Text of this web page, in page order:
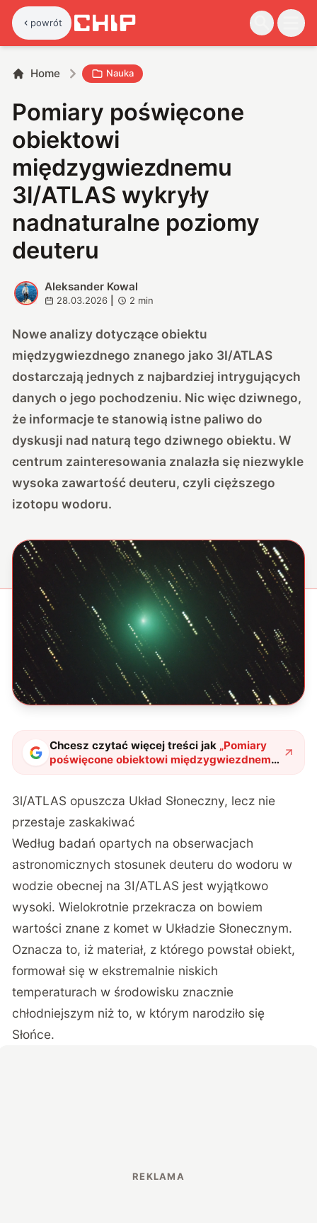
powrót
Home Nauka
Pomiary poświęcone
obiektowi
międzygwiezdnemu
3l/ATLAS wykryły
nadnaturalne poziomy
deuteru
A
Aleksander Kowal
28.03.2026 2 min
Nowe analizy dotyczące obiektu
międzygwiezdnego znanego jako 3I/ATLAS
dostarczają jednych z najbardziej intrygujących
danych o jego pochodzeniu. Nic więc dziwnego,
że informacje te stanowią istne paliwo do
dyskusji nad naturą tego dziwnego obiektu. W
centrum zainteresowania znalazła się niezwykle
wysoka zawartość deuteru, czyli cięższego
izotopu wodoru.
Chcesz czytać więcej treści jak „Pomiary
poświęcone obiektowi międzygwiezdnemu
3l/ATLAS wykryły nadnaturalne poziomy
3l/ATLAS opuszcza Układ Słoneczny, lecz nie
przestaje zaskakiwać
Według badań opartych na obserwacjach
astronomicznych stosunek deuteru do wodoru w
wodzie obecnej na 3I/ATLAS jest wyjątkowo
wysoki. Wielokrotnie przekracza on bowiem
wartości znane z komet w Układzie Słonecznym.
Oznacza to, iż materiał, z którego powstał obiekt,
formował się w ekstremalnie niskich
temperaturach w środowisku znacznie
chłodniejszym niż to, w którym narodziło się
Słońce.